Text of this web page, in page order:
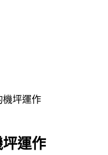
機坪運作
運作